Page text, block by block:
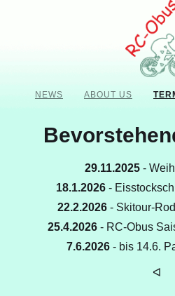
NEWS ABOUT US
29.11.2025-
18.1.2026-
22.2.2026- Skitour-
25.4.2026 - RC-Obus
7.6.2026 - bis 14.6.
ᐊ